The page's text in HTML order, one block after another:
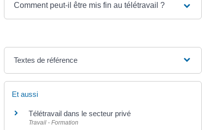
Comment peut-il être mis fin au télétravail ?
Textes de référence
Et aussi
Télétravail dans le secteur privé
Travail - Formation